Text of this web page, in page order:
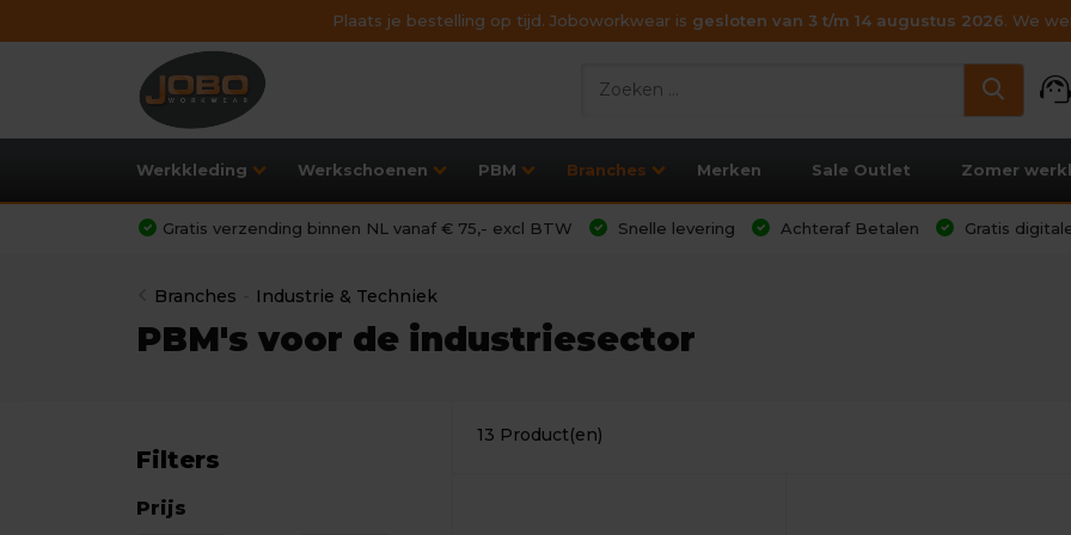
Plaats je bestelling op tijd. Joboworkwear is gesloten van 3 t/m 14 augustus 2026. We
support_agent
Werkkleding Werkschoenen PBM Branches Merken Sale Outlet Zomer
Gratis verzending binnen NL vanaf € 75,- excl BTW Snelle levering Achteraf Betalen Gratis
Branches Industrie & Techniek
PBM's voor de industriesector
Filters
Prijs
13 Product(en)